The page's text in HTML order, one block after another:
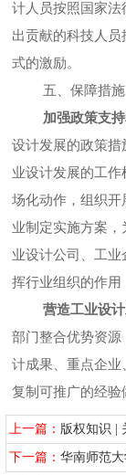
计人员按照国家
出贡献的科技人
式的激励。
五、保障措施
加强政策支
设计发展的政策措
业设计发展的工
场化动作，组织
业制定实施方案
业设计公司、工
挥行业组织的作用
营造工业设
部门整合优势资
计成果、重点企
复制可推广的经验
上一篇： 版权知识 |
下一篇：华南师范